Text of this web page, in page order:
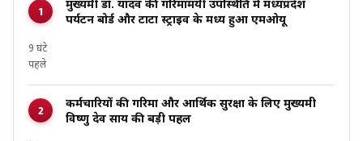
मुख्यमंत्री डॉ. यादव की गरिमामयी उपस्थिति में मध्यप्रदेश
पर्यटन बोर्ड और टाटा स्ट्राइव के मध्य हुआ एमओयू
9 घंटे
पहले
कर्मचारियों की गरिमा और आर्थिक सुरक्षा के लिए मुख्यमंत्री
विष्णु देव साय की बड़ी पहल